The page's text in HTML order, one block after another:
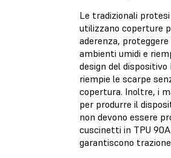
Le tradizionali
utilizzano coperture
aderenza, proteggere
ambienti umidi e
design del dispositivo
riempie le scarpe
copertura. Inoltre, i
per produrre il
non devono essere
cuscinetti in TPU
garantiscono